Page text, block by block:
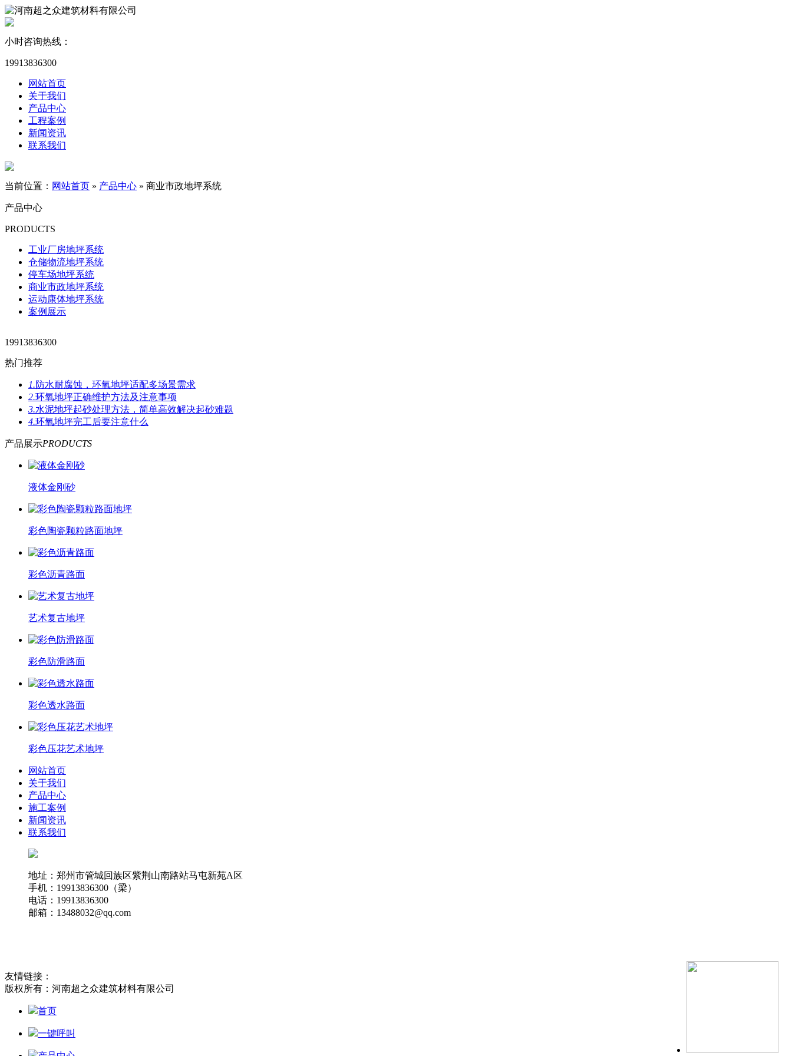
小时咨询热线：
19913836300
网站首页
关于我们
产品中心
工程案例
新闻资讯
联系我们
当前位置： 网站首页 » 产品中心 » 商业市政地坪系统
产品中心
PRODUCTS
工业厂房地坪系统
仓储物流地坪系统
停车场地坪系统
商业市政地坪系统
运动康体地坪系统
案例展示
19913836300
热门推荐
1.防水耐腐蚀，环氧地坪适配多场景需求
2.环氧地坪正确维护方法及注意事项
3.水泥地坪起砂处理方法，简单高效解决起砂难题
4.环氧地坪完工后要注意什么
产品展示PRODUCTS
液体金刚砂
彩色陶瓷颗粒路面地坪
彩色沥青路面
艺术复古地坪
彩色防滑路面
彩色透水路面
彩色压花艺术地坪
网站首页
关于我们
产品中心
施工案例
新闻资讯
联系我们
地址：郑州市管城回族区紫荆山南路站马屯新苑A区
手机：19913836300（梁）
电话：19913836300
邮箱：13488032@qq.com
友情链接：
版权所有：河南超之众建筑材料有限公司
首页
一键呼叫